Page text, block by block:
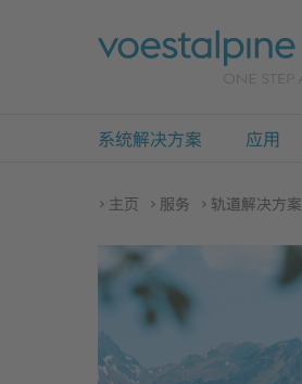
系统解决方案 应用
主页 服务 轨道解决方案